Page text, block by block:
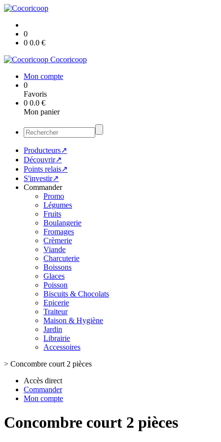
0
0 0.0 €
Cocoricoop
Mon compte
0
Favoris
0 0.0 €
Mon panier
Producteurs↗
Découvrir↗
Points relais↗
S'investir↗
Commander
Promo
Légumes
Fruits
Boulangerie
Fromages
Crèmerie
Viande
Charcuterie
Boissons
Glaces
Poisson
Biscuits & Chocolats
Epicerie
Traiteur
Maison & Hygiène
Jardin
Librairie
Accessoires
> Concombre court 2 pièces
Accès direct
Commander
Mon compte
Concombre court 2 pièces